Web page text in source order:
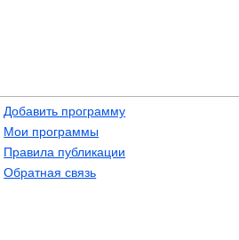
Добавить программу
Мои программы
Правила публикации
Обратная связь